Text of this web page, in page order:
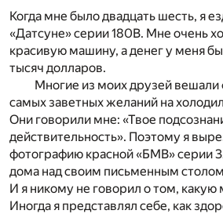
Когда мне было двадцать шесть, я
«Датсуне» серии 180B. Мне очень
красивую машину, а денег у меня
тысяч долларов.
Многие из моих друзей вешали
самых заветных желаний на
Они говорили мне: «Твое
действительность». Поэтому я
фотографию красной «БМВ» серии
дома над своим письменным
И я никому не говорил о том, какую
Иногда я представлял себе, как